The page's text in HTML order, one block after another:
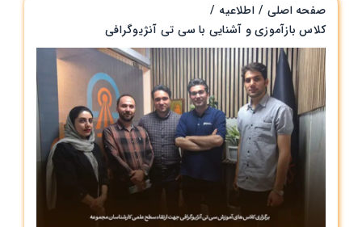
صفحه اصلی
اطلاعیه
کلاس‌ بازآموزی و آشنایی با سی تی آنژیوگرافی